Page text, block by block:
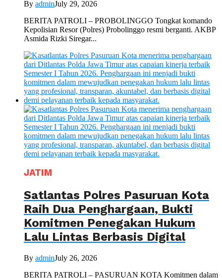
By adminJuly 29, 2026
BERITA PATROLI – PROBOLINGGO Tongkat komando
Kepolisian Resor (Polres) Probolinggo resmi berganti. AKBP
Asmida Rizki Siregar...
JATIM
Satlantas Polres Pasuruan Kota
Raih Dua Penghargaan, Bukti
Komitmen Penegakan Hukum
Lalu Lintas Berbasis Digital
By adminJuly 26, 2026
BERITA PATROLI – PASURUAN KOTA Komitmen dalam